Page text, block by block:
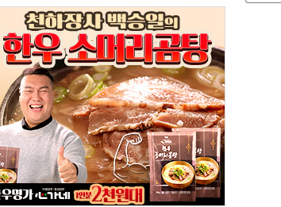
비상대응기구 가동
동산 규제 철폐
객 7명 고립…전원 구조
세우스 유성우 관측
상 폭우…호우경보 발효
환 여부 조사
편성…체감온도 38도 넘으면 중단
재검토 지시
강한 비...가뭄 해소될 듯